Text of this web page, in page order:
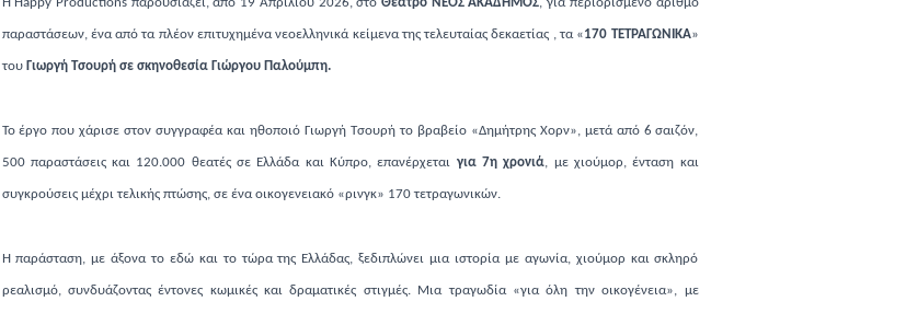
παραστάσεων, ένα από τα πλέον επιτυχημένα νεοελληνικά κείμενα της τελευταίας δεκαετίας , τα «170 ΤΕΤΡΑΓΩΝΙΚΑ»
του Γιωργή Τσουρή σε σκηνοθεσία Γιώργου Παλούμπη.
Το έργο που χάρισε στον συγγραφέα και ηθοποιό Γιωργή Τσουρή το βραβείο «Δημήτρης Χορν», μετά από 6 σαιζόν,
500 παραστάσεις και 120.000 θεατές σε Ελλάδα και Κύπρο, επανέρχεται για 7η χρονιά, με χιούμορ, ένταση και
συγκρούσεις μέχρι τελικής πτώσης, σε ένα οικογενειακό «ρινγκ» 170 τετραγωνικών.
Η παράσταση, με άξονα το εδώ και το τώρα της Ελλάδας, ξεδιπλώνει μια ιστορία με αγωνία, χιούμορ και σκληρό
ρεαλισμό, συνδυάζοντας έντονες κωμικές και δραματικές στιγμές. Μια τραγωδία «για όλη την οικογένεια», με